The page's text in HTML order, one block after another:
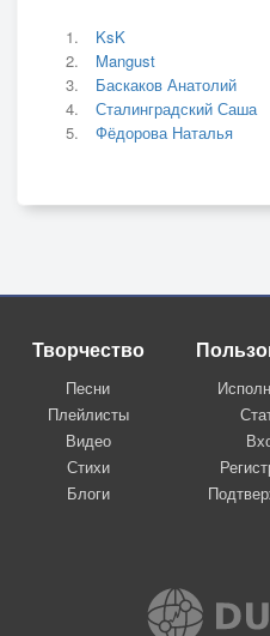
KsK
Mangust
Баскаков Анатолий
Сталинградский Саша
Фёдорова Наталья
Творчество
Песни
Плейлисты
Видео
Стихи
Блоги